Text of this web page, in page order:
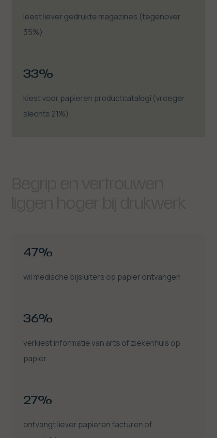
leest liever gedrukte magazines (tegenover
35%)
33%
kiest voor papieren productcatalogi (vroeger
slechts 21%)
47%
wil medische bijsluiters op papier ontvangen
36%
verkiest informatie van arts of ziekenhuis op
papier
27%
ontvangt liever papieren facturen of